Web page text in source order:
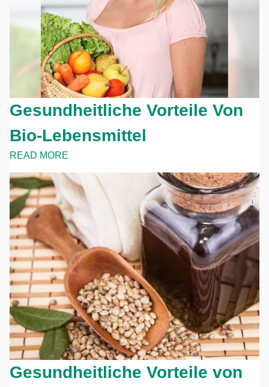
Gesundheitliche Vorteile Von
Bio-Lebensmittel
READ MORE
Gesundheitliche Vorteile von